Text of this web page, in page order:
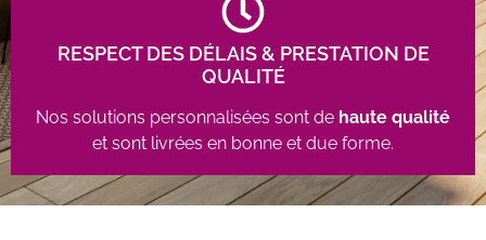
RESPECT DES DÉLAIS & PRESTATION DE
QUALITÉ
Nos solutions personnalisées sont de haute qualité
et sont livrées en bonne et due forme.